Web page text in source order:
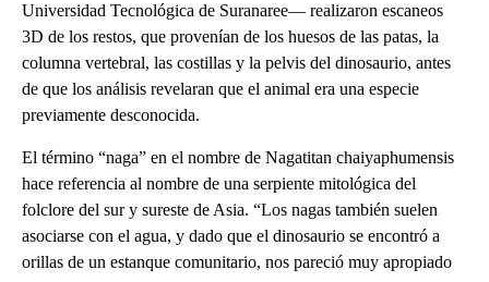
Universidad Tecnológica de Suranaree— realizaron escaneos
3D de los restos, que provenían de los huesos de las patas, la
columna vertebral, las costillas y la pelvis del dinosaurio, antes
de que los análisis revelaran que el animal era una especie
previamente desconocida.
El término “naga” en el nombre de Nagatitan chaiyaphumensis
hace referencia al nombre de una serpiente mitológica del
folclore del sur y sureste de Asia. “Los nagas también suelen
asociarse con el agua, y dado que el dinosaurio se encontró a
orillas de un estanque comunitario, nos pareció muy apropiado